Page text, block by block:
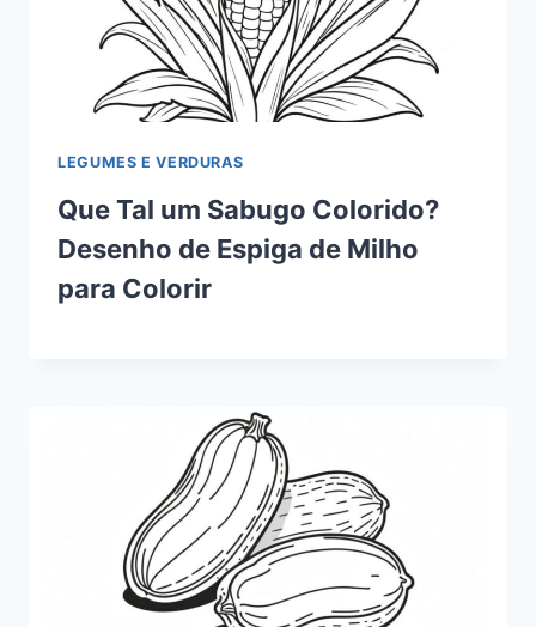
LEGUMES E VERDURAS
Que Tal um Sabugo Colorido?
Desenho de Espiga de Milho
para Colorir